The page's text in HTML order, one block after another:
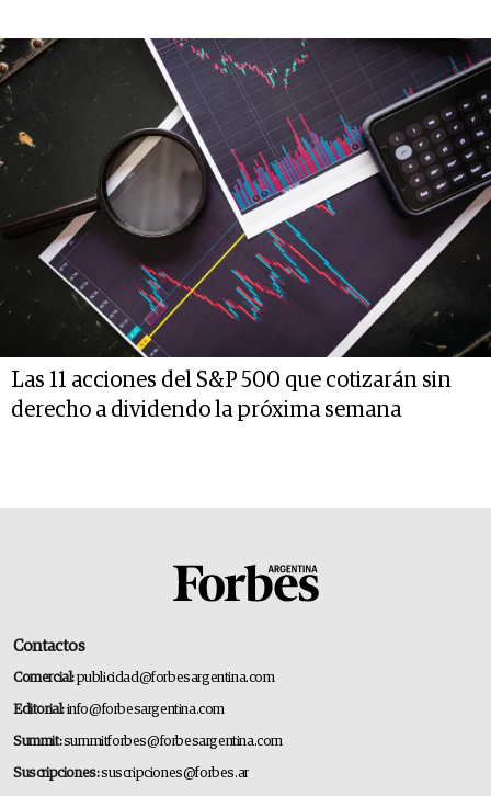
Las 11 acciones del S&P 500 que cotizarán sin
derecho a dividendo la próxima semana
Contactos
Comercial:publicidad@forbesargentina.com
Editorial:info@forbesargentina.com
Summit:summitforbes@forbesargentina.com
Suscripciones:suscripciones@forbes.ar